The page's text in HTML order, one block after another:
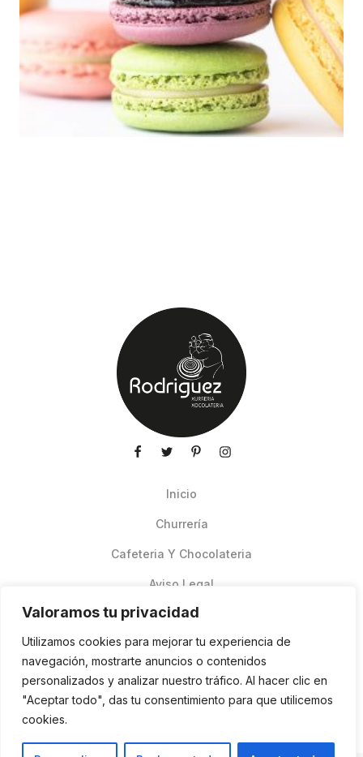
Valoramos tu privacidad
Utilizamos cookies para mejorar tu experiencia de
navegación, mostrarte anuncios o contenidos
personalizados y analizar nuestro tráfico. Al hacer clic en
"Aceptar todo", das tu consentimiento para que utilicemos
cookies.
Inicio
Churrería
Cafeteria Y Chocolateria
Aviso Legal
Pedidos Online Glovo
Contacto